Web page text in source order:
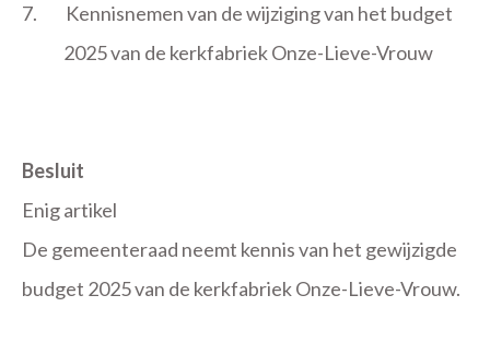
7.
Kennisnemen van de wijziging van het budget
2025 van de kerkfabriek Onze-Lieve-Vrouw
Besluit
Enig artikel
De gemeenteraad neemt kennis van het gewijzigde
budget 2025 van de kerkfabriek Onze-Lieve-Vrouw.